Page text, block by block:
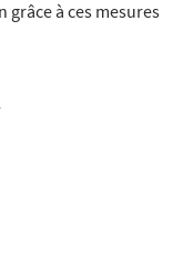
à ces mesures